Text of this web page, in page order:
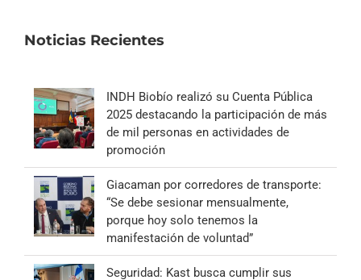
Noticias Recientes
INDH Biobío realizó su Cuenta Pública
2025 destacando la participación de más
de mil personas en actividades de
promoción
Giacaman por corredores de transporte:
“Se debe sesionar mensualmente,
porque hoy solo tenemos la
manifestación de voluntad”
Seguridad: Kast busca cumplir sus